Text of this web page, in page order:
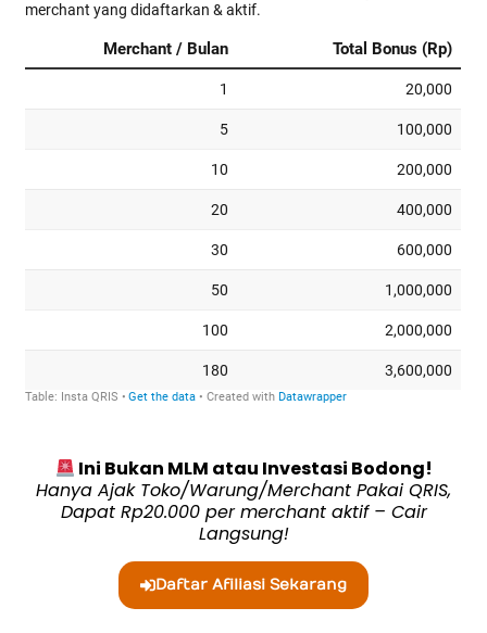
Ini Bukan MLM atau Investasi Bodong!
Hanya Ajak Toko/Warung/Merchant Pakai QRIS,
Dapat Rp20.000 per merchant aktif – Cair
Langsung!
Daftar Afiliasi Sekarang